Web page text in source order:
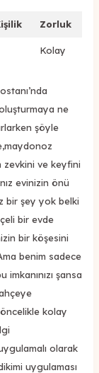
Zorluk
Kolay
ne
şöyle
zevkini ve keyfini
evinizin önü
bir şey yok belki
bir evde
bir köşesini
benim sadece
şansa
kolay
olarak
uygulaması